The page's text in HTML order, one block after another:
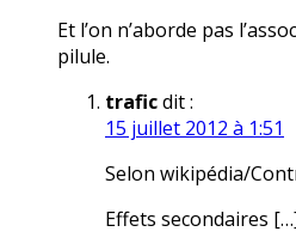
Et l’on n’aborde pas
pilule.
traficdit :
15 juillet 2012 à 1:51
Selon wikipédia/
Effets secondaires